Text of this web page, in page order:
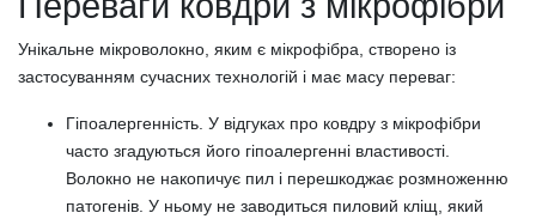
Унікальне мікроволокно, яким є мікрофібра, створено із
застосуванням сучасних технологій і має масу переваг:
Гіпоалергенність. У відгуках про ковдру з мікрофібри
часто згадуються його гіпоалергенні властивості.
Волокно не накопичує пил і перешкоджає розмноженню
патогенів. У ньому не заводиться пиловий кліщ, який